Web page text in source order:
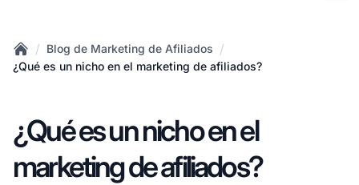
Home
/ Blog de Marketing de Afiliados /
¿Qué es un nicho en el marketing de afiliados?
¿Qué es un nicho en el
marketing de afiliados?